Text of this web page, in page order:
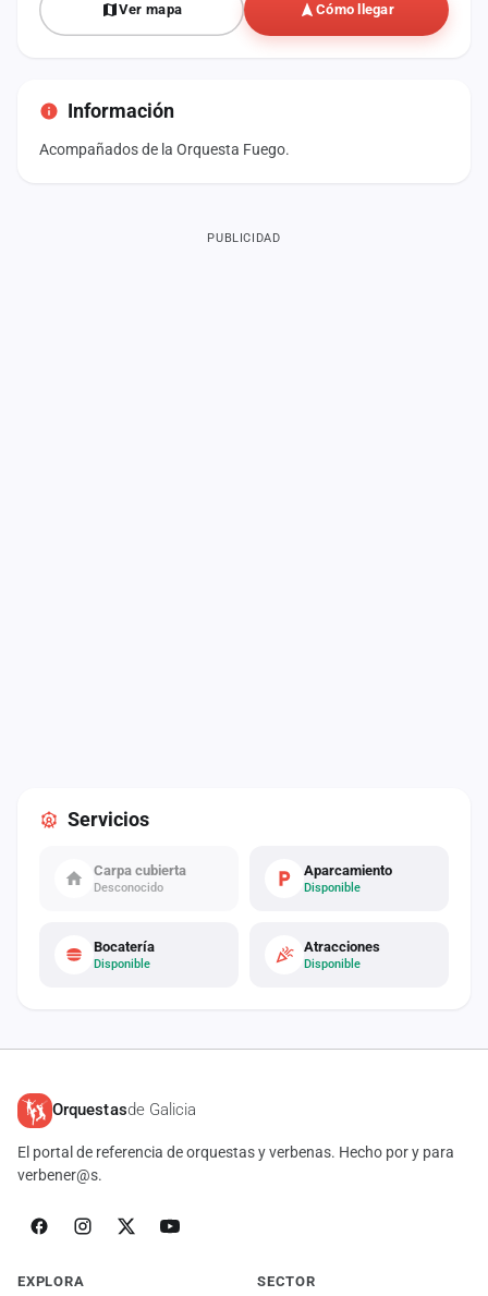
Ver mapa Cómo llegar
Información
Acompañados de la Orquesta Fuego.
Servicios
Carpa cubierta
Desconocido
Aparcamiento
Disponible
Bocatería
Disponible
Atracciones
Disponible
PUBLICIDAD
Orquestasde Galicia
El portal de referencia de orquestas y verbenas. Hecho por y para
verbener@s.
EXPLORA SECTOR